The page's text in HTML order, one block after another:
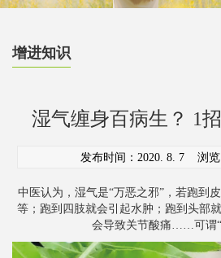
增进知识
湿气缠身百病生？ 1
发布时间：2020. 8. 7 浏
中医认为，湿气是“万恶之邪”，若跑到
等；跑到四肢就会引起水肿；跑到头部
会导致关节酸痛……可谓